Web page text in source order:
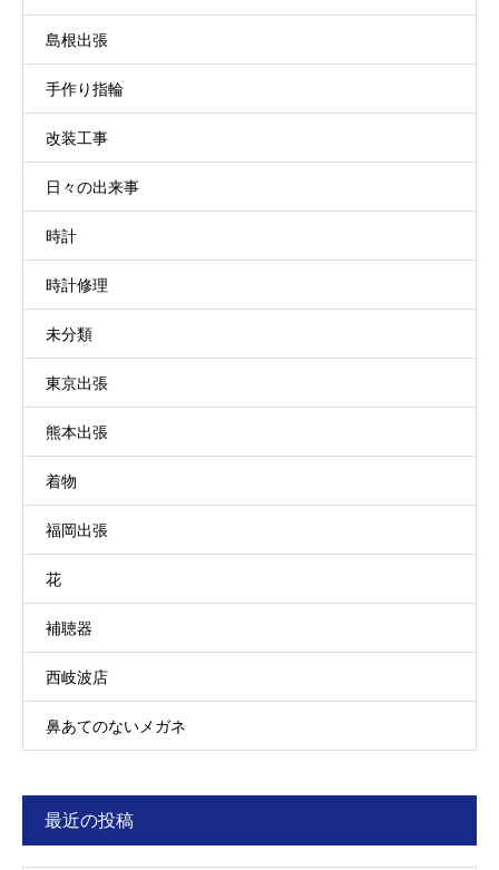
島根出張
手作り指輪
改装工事
日々の出来事
時計
時計修理
未分類
東京出張
熊本出張
着物
福岡出張
花
補聴器
西岐波店
鼻あてのないメガネ
最近の投稿